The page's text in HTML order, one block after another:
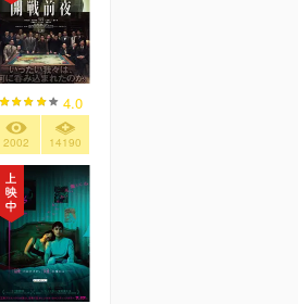
4.0
2002 14190